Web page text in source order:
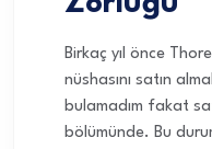
Birkaç yıl önce
nüshasını satın
bulamadım fakat
bölümünde. Bu